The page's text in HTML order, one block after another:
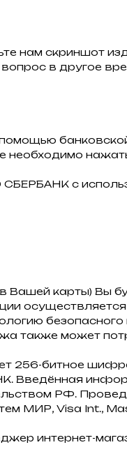
нам скриншот
в другое
необходимо
с
Вашей карты) Вы
безопасного
также может
256-битное
Введённая
РФ.
МИР, Visa Int.,
интернет-